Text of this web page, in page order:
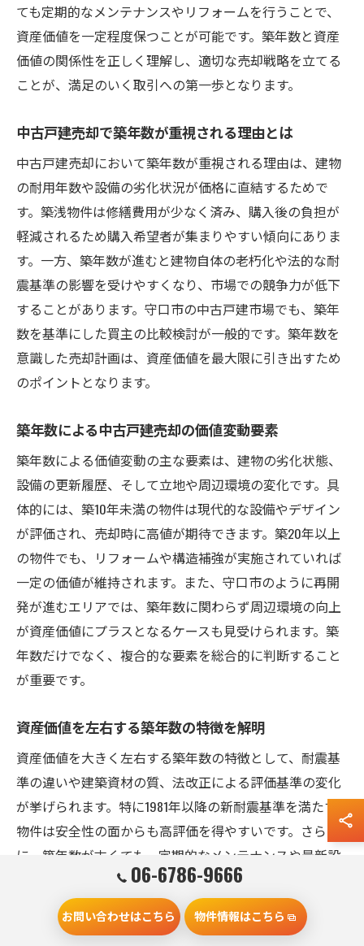
ても定期的なメンテナンスやリフォームを行うことで、
資産価値を一定程度保つことが可能です。築年数と資産
価値の関係性を正しく理解し、適切な売却戦略を立てる
ことが、満足のいく取引への第一歩となります。
中古戸建売却で築年数が重視される理由とは
中古戸建売却において築年数が重視される理由は、建物
の耐用年数や設備の劣化状況が価格に直結するためで
す。築浅物件は修繕費用が少なく済み、購入後の負担が
軽減されるため購入希望者が集まりやすい傾向にありま
す。一方、築年数が進むと建物自体の老朽化や法的な耐
震基準の影響を受けやすくなり、市場での競争力が低下
することがあります。守口市の中古戸建市場でも、築年
数を基準にした買主の比較検討が一般的です。築年数を
意識した売却計画は、資産価値を最大限に引き出すため
のポイントとなります。
築年数による中古戸建売却の価値変動要素
築年数による価値変動の主な要素は、建物の劣化状態、
設備の更新履歴、そして立地や周辺環境の変化です。具
体的には、築10年未満の物件は現代的な設備やデザイン
が評価され、売却時に高値が期待できます。築20年以上
の物件でも、リフォームや構造補強が実施されていれば
一定の価値が維持されます。また、守口市のように再開
発が進むエリアでは、築年数に関わらず周辺環境の向上
が資産価値にプラスとなるケースも見受けられます。築
年数だけでなく、複合的な要素を総合的に判断すること
が重要です。
資産価値を左右する築年数の特徴を解明
資産価値を大きく左右する築年数の特徴として、耐震基
準の違いや建築資材の質、法改正による評価基準の変化
が挙げられます。特に1981年以降の新耐震基準を満たす
物件は安全性の面からも高評価を得やすいです。さら
に、築年数が古くても、定期的なメンテナンスや最新設
備への更新が行われていれば、資産価値の下落を抑える
ことが可能です。守口市では、築年数ごとの特性を理解
し、適切な対策を講じることが資産価値維持の鍵となり
06-6786-9666
お問い合わせはこちら 物件情報はこちら